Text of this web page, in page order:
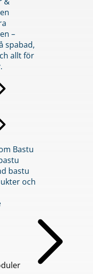
–
spabad,
allt för
Bastu
bastu
och